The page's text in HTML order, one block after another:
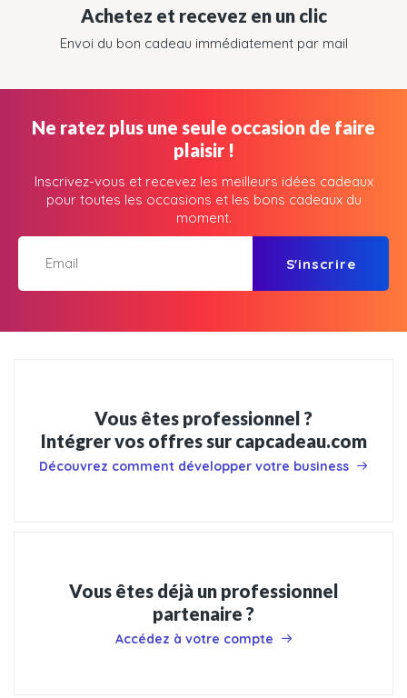
Achetez et recevez en un clic
Envoi du bon cadeau immédiatement par mail
Ne ratez plus une seule occasion de faire
plaisir !
Inscrivez-vous et recevez les meilleurs idées cadeaux
pour toutes les occasions et les bons cadeaux du
moment.
S'inscrire
Vous êtes professionnel ?
Intégrer vos offres sur capcadeau.com
Découvrez comment développer votre business
Vous êtes déjà un professionnel
partenaire ?
Accédez à votre compte